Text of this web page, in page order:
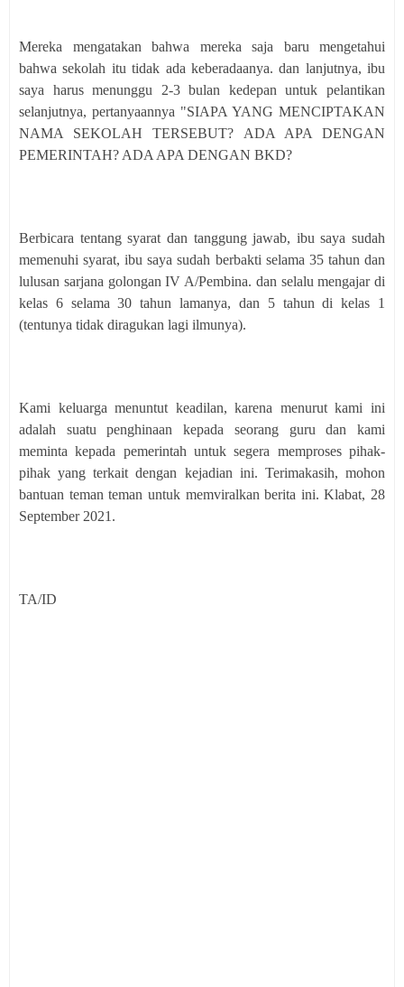
Mereka mengatakan bahwa mereka saja baru mengetahui
bahwa sekolah itu tidak ada keberadaanya. dan lanjutnya, ibu
saya harus menunggu 2-3 bulan kedepan untuk pelantikan
selanjutnya, pertanyaannya "SIAPA YANG MENCIPTAKAN
NAMA SEKOLAH TERSEBUT? ADA APA DENGAN
PEMERINTAH? ADA APA DENGAN BKD?
Berbicara tentang syarat dan tanggung jawab, ibu saya sudah
memenuhi syarat, ibu saya sudah berbakti selama 35 tahun dan
lulusan sarjana golongan IV A/Pembina. dan selalu mengajar di
kelas 6 selama 30 tahun lamanya, dan 5 tahun di kelas 1
(tentunya tidak diragukan lagi ilmunya).
Kami keluarga menuntut keadilan, karena menurut kami ini
adalah suatu penghinaan kepada seorang guru dan kami
meminta kepada pemerintah untuk segera memproses pihak-
pihak yang terkait dengan kejadian ini. Terimakasih, mohon
bantuan teman teman untuk memviralkan berita ini. Klabat, 28
September 2021.
TA/ID